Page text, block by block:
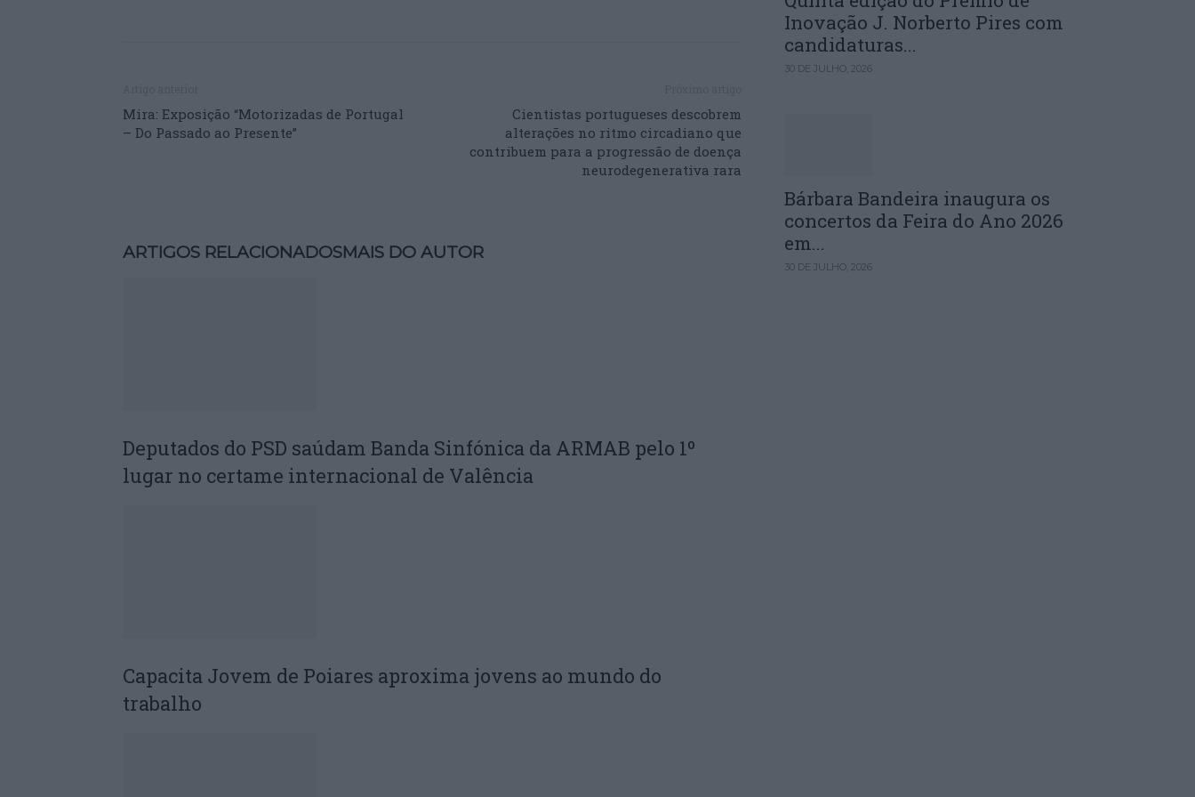
Mira: Exposição “Motorizadas de Portugal
– Do Passado ao Presente”
Cientistas portugueses descobrem
alterações no ritmo circadiano que
contribuem para a progressão de doença
neurodegenerativa rara
ARTIGOS RELACIONADOSMAIS DO AUTOR
Deputados do PSD saúdam Banda Sinfónica da ARMAB pelo 1º
lugar no certame internacional de Valência
Capacita Jovem de Poiares aproxima jovens ao mundo do
trabalho
Inovação J. Norberto Pires com
candidaturas...
30 DE JULHO, 2026
Bárbara Bandeira inaugura os
concertos da Feira do Ano 2026
em...
30 DE JULHO, 2026